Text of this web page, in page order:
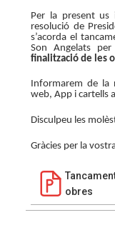
Per la present
resolució de
s’acorda el
Son Angelats
finalització de les
Informarem de la
web, App i cartells
Disculpeu les
Gràcies per la
obres